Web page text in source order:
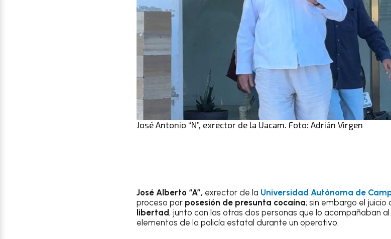
José Antonio “N”, exrector de la Uacam. Foto: Adrián Virgen
José Alberto “A”, exrector de la Universidad Autónoma de
proceso por posesión de presunta cocaína; sin embargo el juicio
libertad , junto con las otras dos personas que lo acompañaban
elementos de la policía estatal durante un operativo.